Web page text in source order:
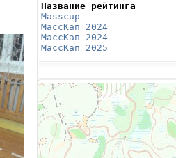
Название рейтинга
Masscup
МассКап 2024
МассКап 2024
МассКап 2025